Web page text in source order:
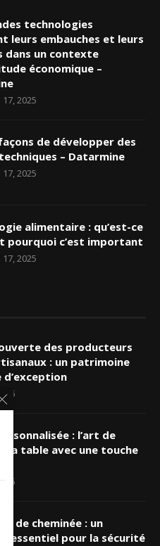
technologies
leurs embauches et leurs
dans un contexte
économique –
2025
de développer des
– Datarmine
2025
alimentaire : qu’est-ce
pourquoi c’est important
2025
des producteurs
: un patrimoine
d’exception
: l’art de
sa table avec une touche
de cheminée : un
essentiel pour la sécurité